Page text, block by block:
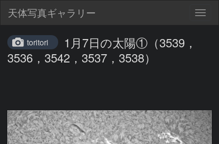
天体写真ギャラリー
toritori
1月7日の太陽①（3539，
3536，3542，3537，3538）